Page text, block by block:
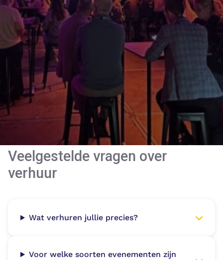
Veelgestelde vragen over
verhuur
Wat verhuren jullie precies?
Voor welke soorten evenementen zijn